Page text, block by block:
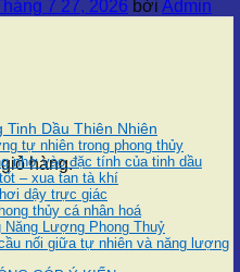
hàng.
7 27, 2026 bởi Admin
Tinh Dầu Thiên Nhiên
tự nhiên trong phong thủy
nhờ vào đặc tính của tinh dầu
– xua tan tà khí
dậy trực giác
thủy cá nhân hoá
Lượng Phong Thuỷ
nối giữa tự nhiên và năng lượng